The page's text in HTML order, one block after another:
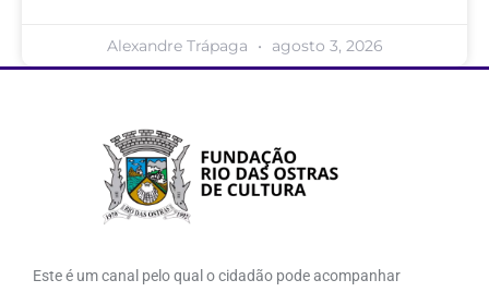
Alexandre Trápaga agosto 3, 2026
Este é um canal pelo qual o cidadão pode acompanhar